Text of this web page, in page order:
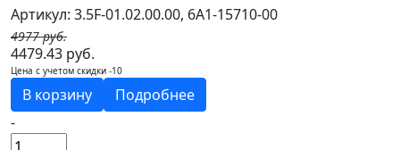
Артикул: 3.5F-01.02.00.00, 6A1-15710-00
4977 руб.
4479.43 руб.
Цена с учетом скидки -10
В корзину
Подробнее
-